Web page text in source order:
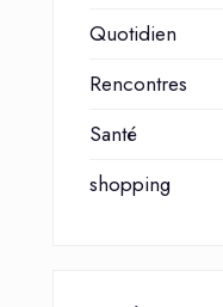
Quotidien
Rencontres
Santé
shopping